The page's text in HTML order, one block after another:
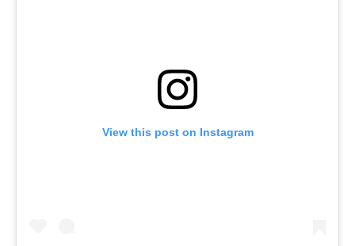
View this post on Instagram